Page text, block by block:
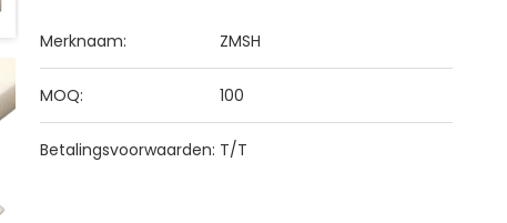
Merknaam: ZMSH
MOQ: 100
Betalingsvoorwaarden: T/T